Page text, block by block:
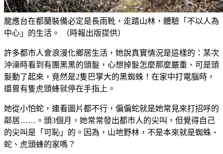
龍應台在都蘭裝備必定是長雨靴，走踏山林，體驗「不以人為
中心」的生活。 （時報出版提供）
許多都市人會浪漫化鄉居生活，她說真實情況是這樣的：某次
沖澡時看到有團黑黑的頭髮，心想掉髮怎麼那麼嚴重、可是頭
髮動了起來，竟然是2隻巴掌大的黑蜘蛛！在家中打電腦時，
還曾有隻虎頭蜂就停在手指上。
她從小怕蛇，連看圖片都不行，偏偏蛇就是她常見來打招呼的
鄰居……。頭3個月，她常常發出都市人的尖叫，但覺得自己
的尖叫是「可恥」的。因為，山地野林，不是本來就是蜘蛛、
蛇、虎頭蜂的家嗎？